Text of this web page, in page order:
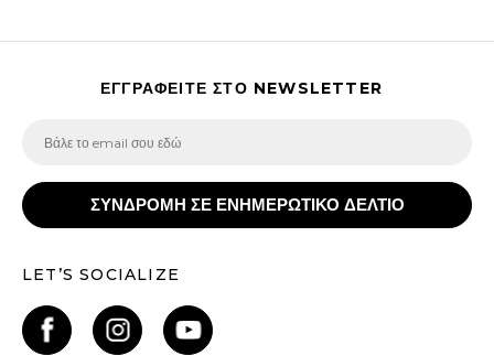
ΕΓΓΡΑΦΕΙΤΕ ΣΤΟ NEWSLETTER
ΣΥΝΔΡΟΜΗ ΣΕ ΕΝΗΜΕΡΩΤΙΚΟ ΔΕΛΤΙΟ
LET’S SOCIALIZE